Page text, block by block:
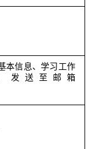
本信息、学习工作
发送至邮箱